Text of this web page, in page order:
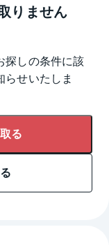
りません
探しの条件に該
せいたしま
る